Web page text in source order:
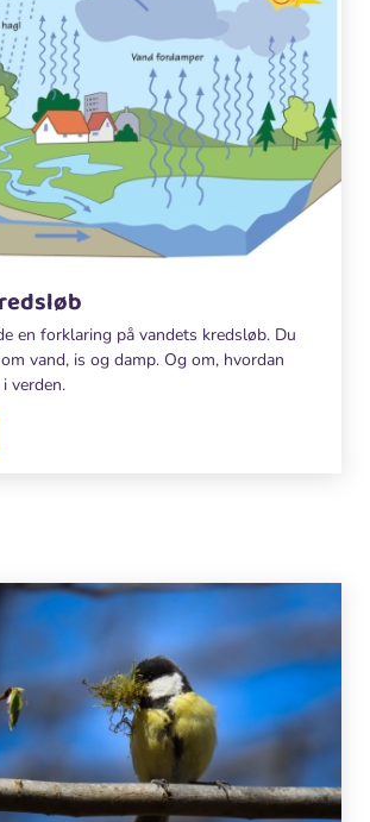
en forklaring på vandets kredsløb. Du
vand, is og damp. Og om, hvordan
verden.